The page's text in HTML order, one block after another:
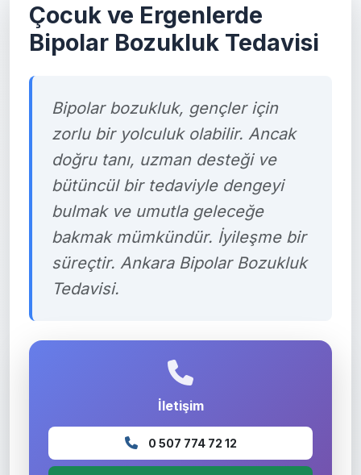
Çocuk ve Ergenlerde
Bipolar Bozukluk Tedavisi
Bipolar bozukluk, gençler için
zorlu bir yolculuk olabilir. Ancak
doğru tanı, uzman desteği ve
bütüncül bir tedaviyle dengeyi
bulmak ve umutla geleceğe
bakmak mümkündür. İyileşme bir
süreçtir. Ankara Bipolar Bozukluk
Tedavisi.
İletişim
0 507 774 72 12